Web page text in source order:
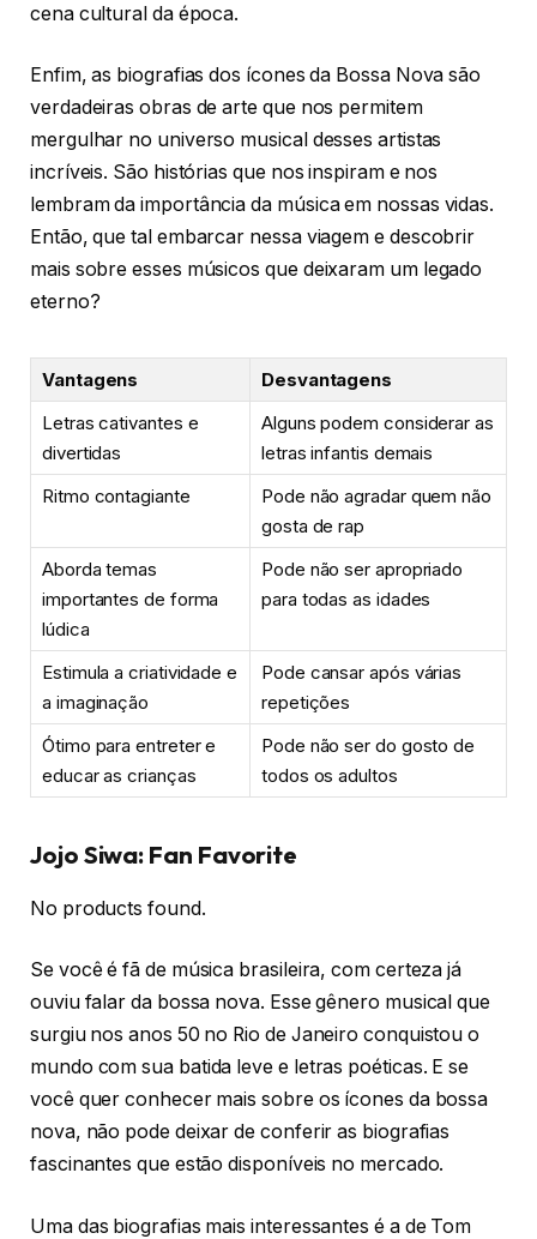
cena cultural da época.
Enfim, as biografias dos ícones da Bossa Nova são
verdadeiras obras de arte que nos permitem
mergulhar no universo musical desses artistas
incríveis. São histórias que nos inspiram e nos
lembram da importância da música em nossas vidas.
Então, que tal embarcar nessa viagem e descobrir
mais sobre esses músicos que deixaram um legado
eterno?
Vantagens
Desvantagens
Letras cativantes e
divertidas
Alguns podem considerar as
letras infantis demais
Ritmo contagiante
Pode não agradar quem não
gosta de rap
Aborda temas
importantes de forma
lúdica
Pode não ser apropriado
para todas as idades
Estimula a criatividade e
a imaginação
Pode cansar após várias
repetições
Ótimo para entreter e
educar as crianças
Pode não ser do gosto de
todos os adultos
Jojo Siwa: Fan Favorite
No products found.
Se você é fã de música brasileira, com certeza já
ouviu falar da bossa nova. Esse gênero musical que
surgiu nos anos 50 no Rio de Janeiro conquistou o
mundo com sua batida leve e letras poéticas. E se
você quer conhecer mais sobre os ícones da bossa
nova, não pode deixar de conferir as biografias
fascinantes que estão disponíveis no mercado.
Uma das biografias mais interessantes é a de Tom